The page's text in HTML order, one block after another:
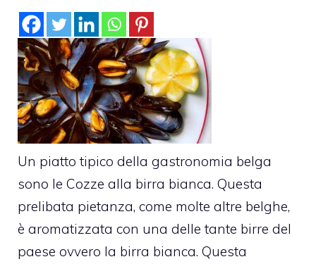
Un piatto tipico della gastronomia belga
sono le Cozze alla birra bianca. Questa
prelibata pietanza, come molte altre belghe,
è aromatizzata con una delle tante birre del
paese ovvero la birra bianca. Questa